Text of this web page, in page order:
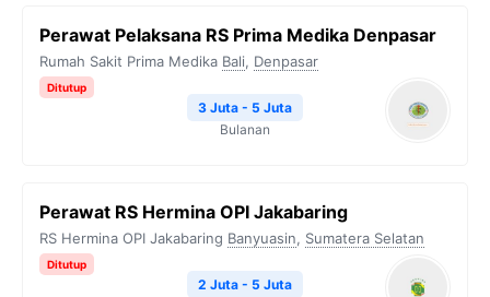
Perawat Pelaksana RS Prima Medika Denpasar
Rumah Sakit Prima Medika Bali, Denpasar
Ditutup
3 Juta - 5 Juta
Bulanan
Perawat RS Hermina OPI Jakabaring
RS Hermina OPI Jakabaring Banyuasin, Sumatera Selatan
Ditutup
2 Juta - 5 Juta